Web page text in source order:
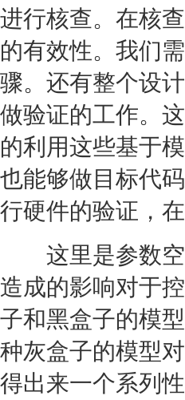
进行核查。在核
的有效性。我们
骤。还有整个设
做验证的工作。
的利用这些基于
也能够做目标代
行硬件的验证，在
这里是参数空
造成的影响对于
子和黑盒子的模
种灰盒子的模型
得出来一个系列